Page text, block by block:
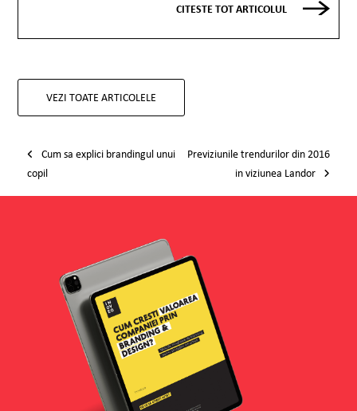
CITESTE TOT ARTICOLUL
VEZI TOATE ARTICOLELE
Cum sa explici brandingul unui
copil
Previziunile trendurilor din 2016
in viziunea Landor